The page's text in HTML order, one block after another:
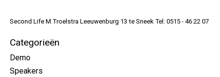
Second Life M.Troelstra Leeuwenburg 13 te Sneek Tel: 0515 - 46 22 07
Categorieën
Demo
Speakers